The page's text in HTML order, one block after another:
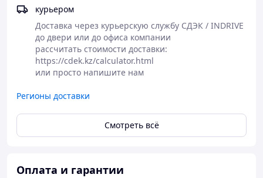
курьером
Доставка через курьерскую службу СДЭК / INDRIVE
до двери или до офиса компании
рассчитать стоимости доставки:
https://cdek.kz/calculator.html
или просто напишите нам
Регионы доставки
Смотреть всё
Оплата и гарантии